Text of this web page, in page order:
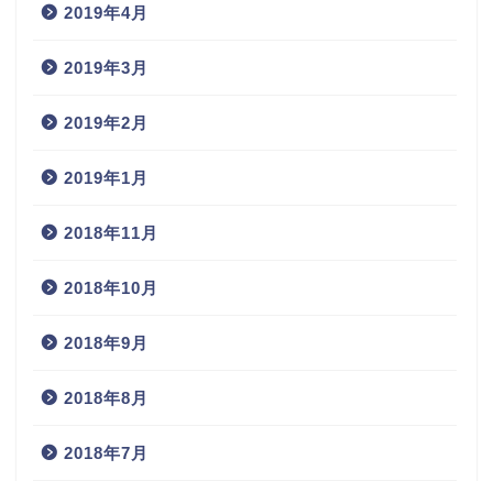
2019年4月
2019年3月
2019年2月
2019年1月
2018年11月
2018年10月
2018年9月
2018年8月
2018年7月